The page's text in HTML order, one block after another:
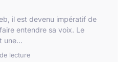
il est devenu impératif de
entendre sa voix. Le
une...
lecture